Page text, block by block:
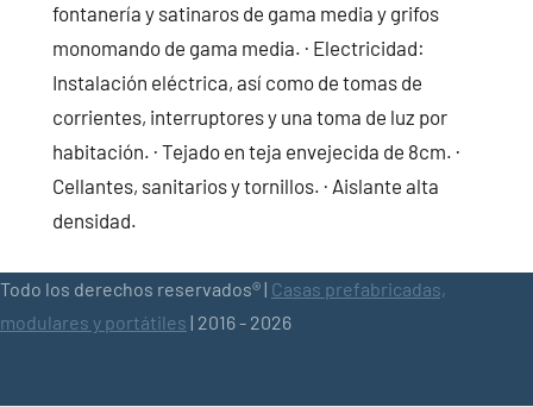
fontanería y satinaros de gama media y grifos
monomando de gama media. · Electricidad:
Instalación eléctrica, así como de tomas de
corrientes, interruptores y una toma de luz por
habitación. · Tejado en teja envejecida de 8cm. ·
Cellantes, sanitarios y tornillos. · Aislante alta
densidad.
Todo los derechos reservados® | Casas prefabricadas,
modulares y portátiles | 2016 - 2026